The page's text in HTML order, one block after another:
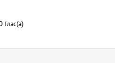
Глас(а)